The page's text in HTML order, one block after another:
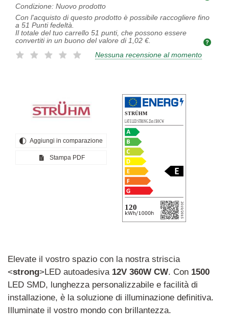
Condizione: Nuovo prodotto
Con l'acquisto di questo prodotto è possibile raccogliere fino
a 51 Punti fedeltà.
Il totale del tuo carrello 51 punti, che possono essere
convertiti in un buono del valore di 1,02 €.
Nessuna recensione al momento
Aggiungi in comparazione
Stampa PDF
Elevate il vostro spazio con la nostra striscia
<strong>LED autoadesiva 12V 360W CW. Con 1500
LED SMD, lunghezza personalizzabile e facilità di
installazione, è la soluzione di illuminazione definitiva.
Illuminate il vostro mondo con brillantezza.